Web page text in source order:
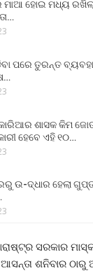
ମାଆ ହୋଇ ମଧ୍ୟ
ପରେ ତୁରନ୍ତ
ଶାସକ କିମ
ହେବେ ଏହି ୧୦…
ଉ-ଦ୍ଧାର ହେଲା
ସରକାର
ଶନିବାର ଠାରୁ